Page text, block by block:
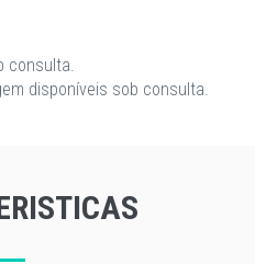
consulta.
disponíveis sob consulta.